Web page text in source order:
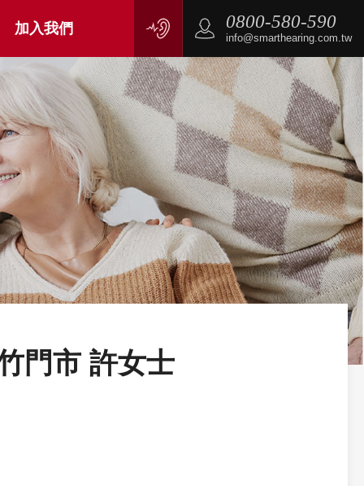
加入我們 0800-580-590
info@smarthearing.com.tw
門市 許女士